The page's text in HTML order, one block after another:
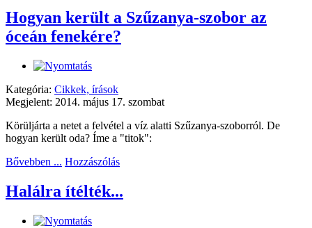
Hogyan került a Szűzanya-szobor az
óceán fenekére?
Kategória: Cikkek, írások
Megjelent: 2014. május 17. szombat
Körüljárta a netet a felvétel a víz alatti Szűzanya-szoborról. De
hogyan került oda? Íme a "titok":
Bővebben ... Hozzászólás
Halálra ítélték...